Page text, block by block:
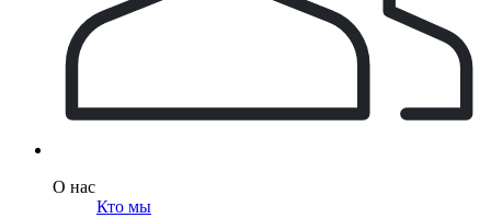
О нас
Кто мы